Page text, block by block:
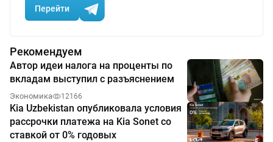
Перейти
Рекомендуем
Автор идеи налога на проценты по
вкладам выступил с разъяснением
Экономика 12166
Kia Uzbekistan опубликовала условия
рассрочки платежа на Kia Sonet со
ставкой от 0% годовых